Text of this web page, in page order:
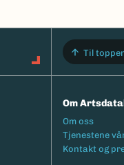
Til
Om
Footermeny
Om oss
Tjenestene
Kontakt og